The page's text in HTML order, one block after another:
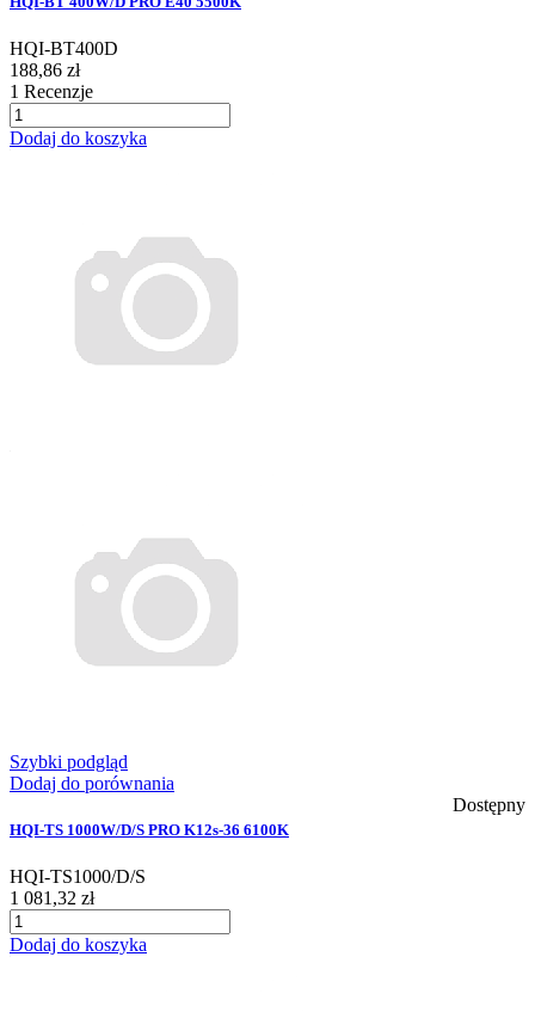
HQI-BT400D
188,86 zł
1 Recenzje
Dodaj do koszyka
Szybki podgląd
Dodaj do porównania
Dostępny
HQI-TS 1000W/D/S PRO K12s-36 6100K
HQI-TS1000/D/S
1 081,32 zł
Dodaj do koszyka